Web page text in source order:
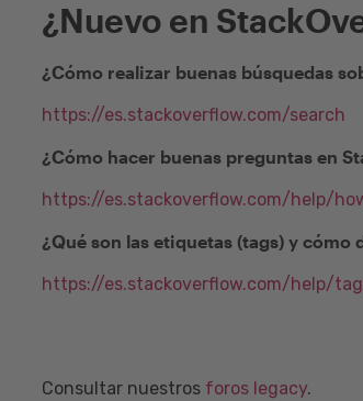
¿Nuevo en
¿Cómo realizar buenas búsquedas
https://es.stackoverflow.com/search
¿Cómo hacer buenas preguntas en
https://es.stackoverflow.com/help/
¿Qué son las etiquetas (tags) y cómo
https://es.stackoverflow.com/help/
Consultar nuestros foros legacy.